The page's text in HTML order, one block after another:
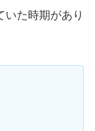
た時期があり